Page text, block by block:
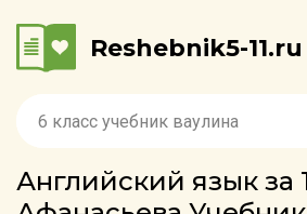
Reshebnik5-11.ru
Английский язык за